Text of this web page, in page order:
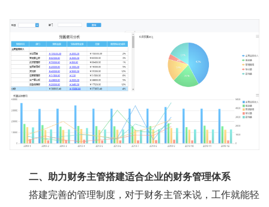
二、助力财务主管搭建适合企业的财务管理体系
搭建完善的管理制度，对于财务主管来说，工作就能轻